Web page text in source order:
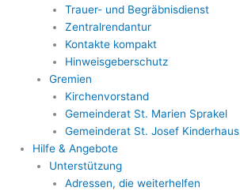
Trauer- und Begräbnisdienst
Zentralrendantur
Kontakte kompakt
Hinweisgeberschutz
Gremien
Kirchenvorstand
Gemeinderat St. Marien Sprakel
Gemeinderat St. Josef Kinderhaus
Hilfe & Angebote
Unterstützung
Adressen, die weiterhelfen